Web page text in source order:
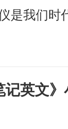
是我们时
英文